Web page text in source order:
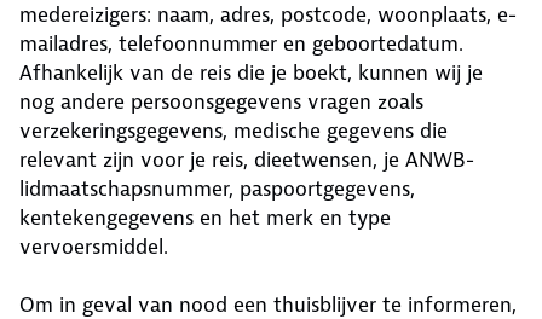
medereizigers: naam, adres, postcode, woonplaats, e-
mailadres, telefoonnummer en geboortedatum.
Afhankelijk van de reis die je boekt, kunnen wij je
nog andere persoonsgegevens vragen zoals
verzekeringsgegevens, medische gegevens die
relevant zijn voor je reis, dieetwensen, je ANWB-
lidmaatschapsnummer, paspoortgegevens,
kentekengegevens en het merk en type
vervoersmiddel.
Om in geval van nood een thuisblijver te informeren,